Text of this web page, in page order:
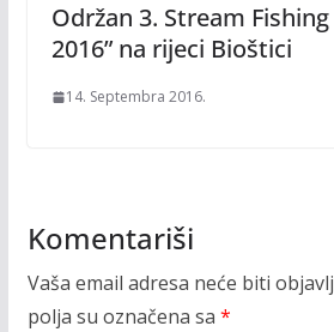
Održan 3. Stream
2016” na rijeci Bioštici
14. Septembra 2016.
Komentariši
Vaša email adresa neće biti
polja su označena sa *